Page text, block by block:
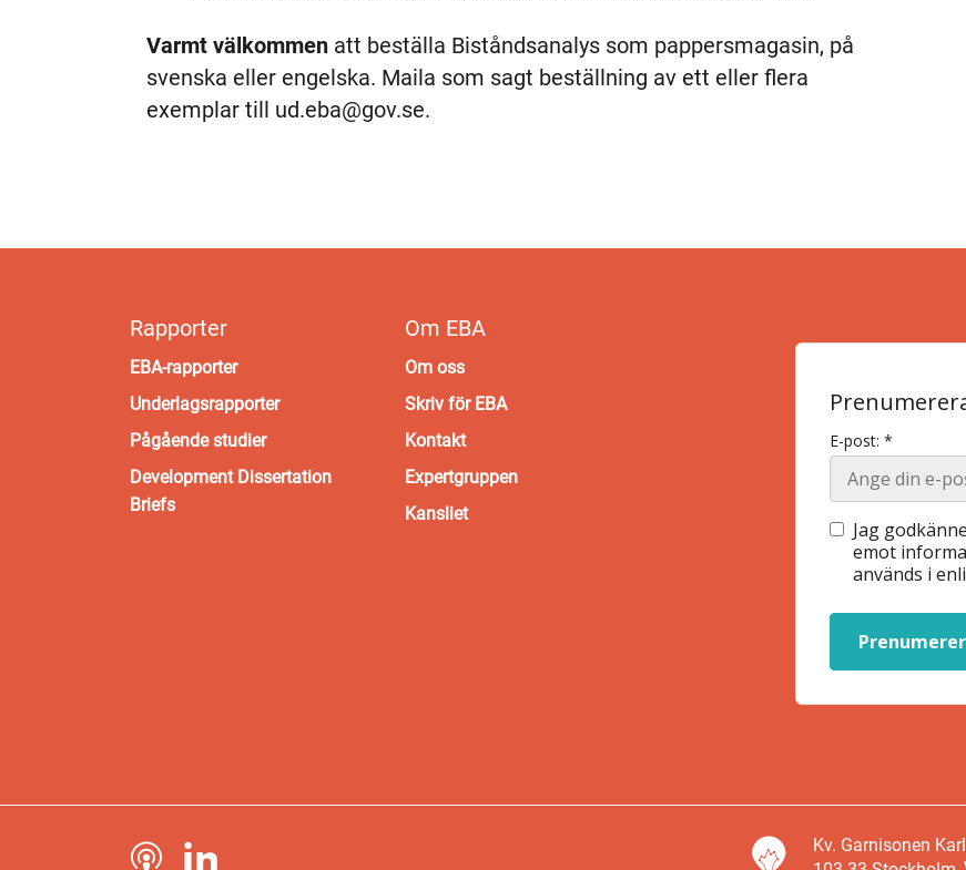
Varmt välkommen att beställa Biståndsanalys som pappersmagasin, på
svenska eller engelska. Maila som sagt beställning av ett eller flera
exemplar till ud.eba@gov.se.
Rapporter
EBA-rapporter
Underlagsrapporter
Pågående studier
Development Dissertation
Briefs
Om EBA
Om oss
Skriv för EBA
Kontakt
Expertgruppen
Kansliet
E-post: *
Jag
emot
används i
Kv. Garnisonen